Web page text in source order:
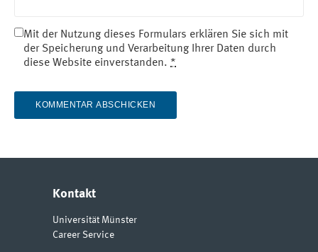
Mit der Nutzung dieses Formulars erklären Sie sich mit
der Speicherung und Verarbeitung Ihrer Daten durch
diese Website einverstanden. *
Kontakt
Universität Münster
Career Service